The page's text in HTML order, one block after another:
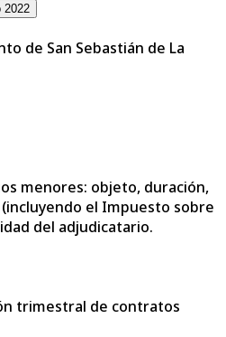
2022
de San Sebastián de La
menores: objeto, duración,
el Impuesto sobre
del adjudicatario.
trimestral de contratos